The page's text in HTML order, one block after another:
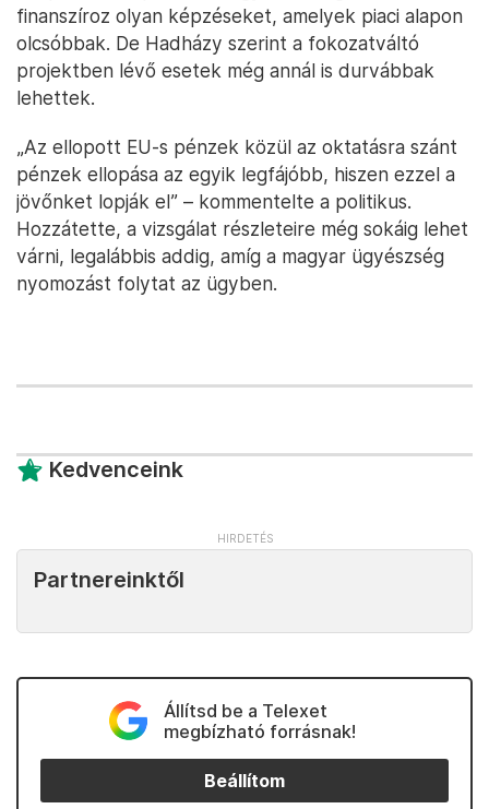
finanszíroz olyan képzéseket, amelyek piaci alapon
olcsóbbak. De Hadházy szerint a fokozatváltó
projektben lévő esetek még annál is durvábbak
lehettek.
„Az ellopott EU-s pénzek közül az oktatásra szánt
pénzek ellopása az egyik legfájóbb, hiszen ezzel a
jövőnket lopják el” – kommentelte a politikus.
Hozzátette, a vizsgálat részleteire még sokáig lehet
várni, legalábbis addig, amíg a magyar ügyészség
nyomozást folytat az ügyben.
Kedvenceink
Partnereinktől
Állítsd be a Telexet
megbízható forrásnak!
Beállítom